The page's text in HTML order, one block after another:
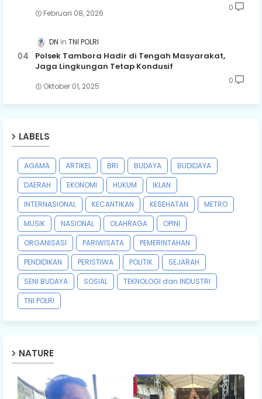
Februari 08, 2026
0
DN TNI POLRI
Polsek Tambora Hadir di Tengah Masyarakat,
Jaga Lingkungan Tetap Kondusif
Oktober 01, 2025
0
LABELS
AGAMA ARTIKEL BRI BUDAYA
BUDIDAYA
DAERAH
EKONOMI HUKUM
IKLAN
INTERNASIONAL
KECANTIKAN KESEHATAN
METRO
MUSIK
NASIONAL OLAHRAGA
OPINI
ORGANISASI
PARIWISATA
PEMERINTAHAN
PENDIDIKAN
PERISTIWA POLITIK
SEJARAH
SENI BUDAYA
SOSIAL
TEKNOLOGI dan INDUSTRI
TNI POLRI
NATURE